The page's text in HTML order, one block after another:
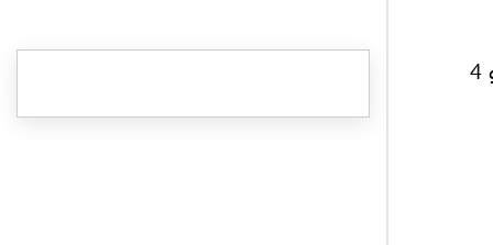
ومع ذلك فقد كان ينمو معي الفكر النقدي للتيار الديني واليساري معًا، وهو ما انعكس على كتاباتي منذ نحو 4